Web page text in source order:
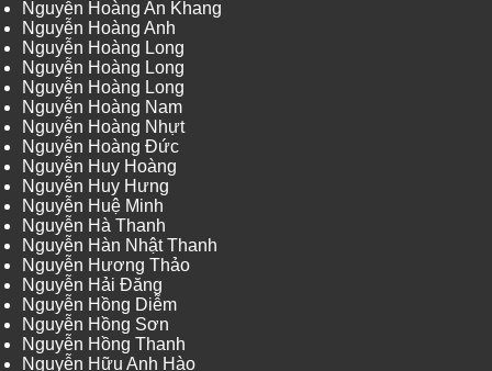
Nguyễn Hoàng An Khang
Nguyễn Hoàng Anh
Nguyễn Hoàng Long
Nguyễn Hoàng Long
Nguyễn Hoàng Long
Nguyễn Hoàng Nam
Nguyễn Hoàng Nhựt
Nguyễn Hoàng Đức
Nguyễn Huy Hoàng
Nguyễn Huy Hưng
Nguyễn Huệ Minh
Nguyễn Hà Thanh
Nguyễn Hàn Nhật Thanh
Nguyễn Hương Thảo
Nguyễn Hải Đăng
Nguyễn Hồng Diễm
Nguyễn Hồng Sơn
Nguyễn Hồng Thanh
Nguyễn Hữu Anh Hào